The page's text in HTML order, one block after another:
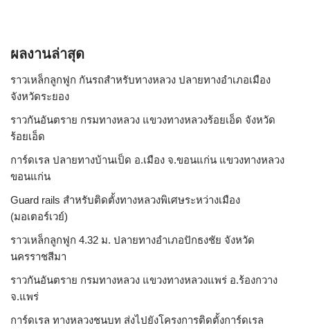
ผลงานล่าสุด
ราวเหล็กลูกฟูก กันรถสําหรับทางหลวง ปลายทางอำเภอเมือง
จังหวัดระยอง
ราวกันอันตราย กรมทางหลวง แขวงทางหลวงร้อยเอ็ด จังหวัด
ร้อยเอ็ด
การ์ดเรล ปลายทางบ้านเป็ด อ.เมือง จ.ขอนแก่น แขวงทางหลวง
ขอนแก่น
Guard rails สำหรับติดตั้งทางหลวงพิเศษระหว่างเมือง
(มอเตอร์เวย์)
ราวเหล็กลูกฟูก 4.32 ม. ปลายทางอำเภอปักธงชัย จังหวัด
นครราชสีมา
ราวกันอันตราย กรมทางหลวง แขวงทางหลวงแพร่ อ.ร้องกวาง
จ.แพร่
การ์ดเรล ทางหลวงชนบท ส่งไปยังโครงการติดตั้งการ์ดเรล